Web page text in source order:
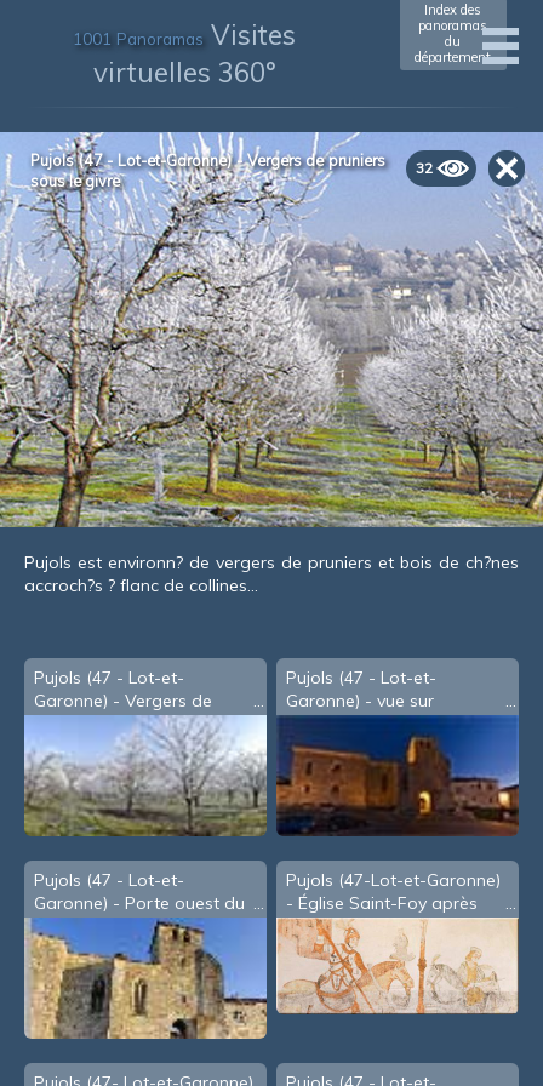
1001 Panoramas Visites
virtuelles 360°
Index des
panoramas
du
département
32
Pujols (47 - Lot-et-Garonne) - Vergers de pruniers
sous le givre
Pujols est environn? de vergers de pruniers et bois de ch?nes
accroch?s ? flanc de collines...
Pujols (47 - Lot-et-
Garonne) - Vergers de
pruniers sous le givre
Pujols (47 - Lot-et-
Garonne) - vue sur
Villeneuve, la nuit
Pujols (47 - Lot-et-
Garonne) - Porte ouest du
XIIIe siècle
Pujols (47-Lot-et-Garonne)
- Église Saint-Foy après
restauration des peintures
murales (2019)